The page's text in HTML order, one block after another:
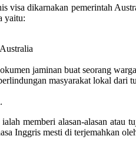
visa dikarnakan pemerintah
yaitu:
jaminan buat seorang
masyarakat lokal dari
memberi alasan-alasan
Inggris mesti di terjemahkan